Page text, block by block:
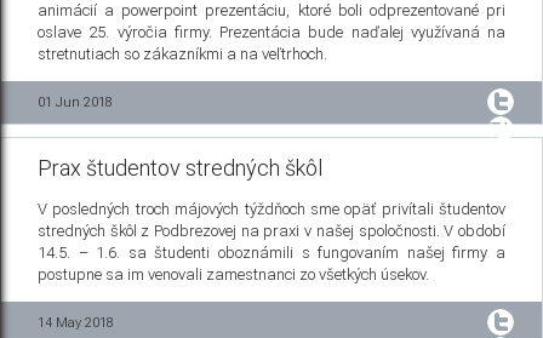
animácií a powerpoint prezentáciu, ktoré boli odprezentované pri
oslave 25. výročia firmy. Prezentácia bude naďalej využívaná na
stretnutiach so zákazníkmi a na veľtrhoch.
01 Jun 2018
Prax študentov stredných škôl
V posledných troch májových týždňoch sme opäť privítali študentov
stredných škôl z Podbrezovej na praxi v našej spoločnosti. V období
14.5. – 1.6. sa študenti oboznámili s fungovaním našej firmy a
postupne sa im venovali zamestnanci zo všetkých úsekov.
14 May 2018